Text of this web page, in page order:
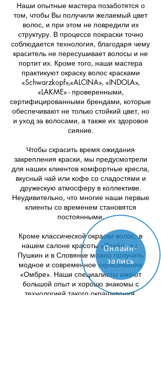
Наши опытные мастера позаботятся о
том, чтобы Вы получили желаемый цвет
волос, и при этом не повредили их
структуру. В процессе покраски точно
соблюдается технология, благодаря чему
краситель не пересушивает волосы и не
портит их. Кроме того, наши мастера
практикуют окраску волос красками
«Schwarzkopf»,«ALCINA», «INDOLA»,
«LAKME» - проверенными,
сертифицированными брендами, которые
обеспечивают не только стойкий цвет, но
и уход за волосами, а также их здоровое
сияние.
Чтобы скрасить время ожидания
закрепления краски, мы предусмотрели
для наших клиентов комфортные кресла,
вкусный чай или кофе со сладостями и
дружескую атмосферу в коллективе.
Неудивительно, что многие наши первые
клиенты со временем становятся
постоянными.
Кроме классической окраски волос, в
нашем салоне красоты «Стайл» в г.
Пушкин и в Словянке можно получить
модное и современное окрашивание
«Омбре». Наши специалисты имеют
большой опыт и хорошо знакомы с
технологией такого окрашивания,
Онлайн-
запись